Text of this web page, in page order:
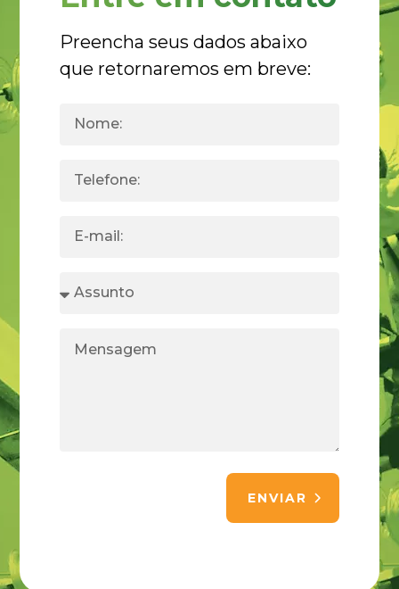
Preencha seus dados abaixo
que retornaremos em breve:
ENVIAR